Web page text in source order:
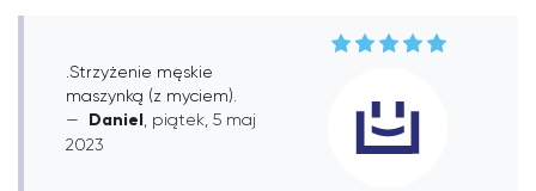
.Strzyżenie męskie
maszynką (z myciem).
Daniel , piątek, 5 maj
2023